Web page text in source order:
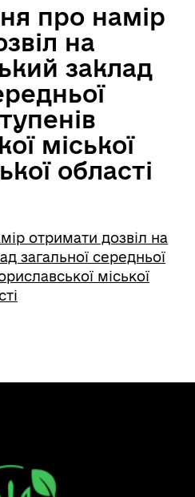
про намір
на
заклад
міської
області
отримати дозвіл на
загальної середньої
міської